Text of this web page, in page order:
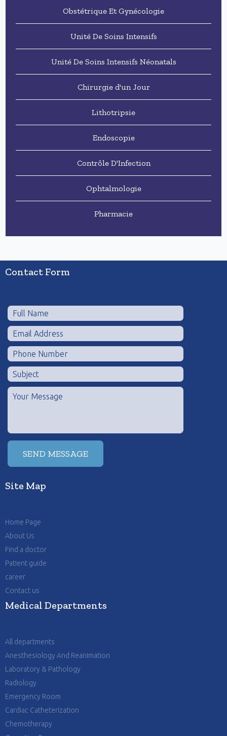
Obstétrique Et Gynécologie
Unité De Soins Intensifs
Unité De Soins Intensifs Néonatals
Chirurgie d'un Jour
Lithotripsie
Endoscopie
Contrôle D'Infection
Ophtalmologie
Pharmacie
Contact Form
Site Map
Home Page
About Us
Find a doctor
Patient guide
career
Contact us
Medical Departments
All departments
Anesthesiology And Reanimation
Laboratory & Pathology
Radiology
Emergency Room
Cardiac Catheterization
Chemotherapy